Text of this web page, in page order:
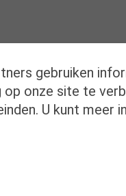
gebruiken
op onze site te
U kunt meer